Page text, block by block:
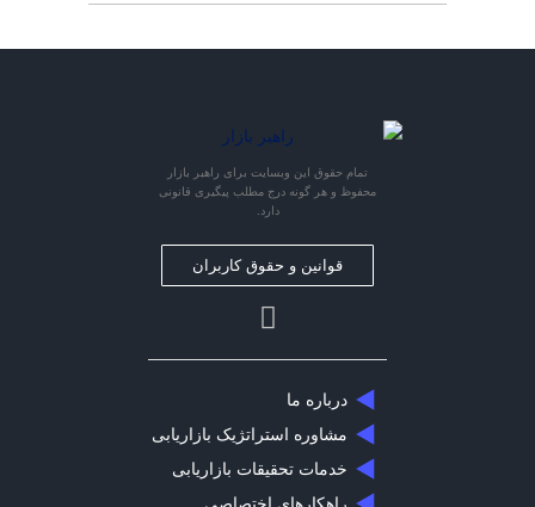
تمام حقوق این وبسایت برای راهبر بازار
محفوظ و هر گونه درج مطلب پیگیری قانونی
دارد.
قوانین و حقوق کاربران
درباره ما
مشاوره استراتژیک بازاریابی
خدمات تحقیقات بازاریابی